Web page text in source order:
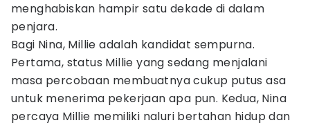
menghabiskan hampir satu dekade di dalam
penjara.
Bagi Nina, Millie adalah kandidat sempurna.
Pertama, status Millie yang sedang menjalani
masa percobaan membuatnya cukup putus asa
untuk menerima pekerjaan apa pun. Kedua, Nina
percaya Millie memiliki naluri bertahan hidup dan